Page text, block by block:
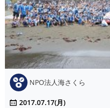
NPO法人海さくら
2017.07.17(月)